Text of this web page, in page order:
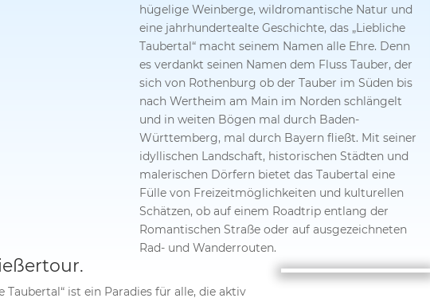
hügelige Weinberge, wildromantische Natur und
eine jahrhundertealte Geschichte, das „Liebliche
Taubertal“ macht seinem Namen alle Ehre. Denn
es verdankt seinen Namen dem Fluss Tauber, der
sich von Rothenburg ob der Tauber im Süden bis
nach Wertheim am Main im Norden schlängelt
und in weiten Bögen mal durch Baden-
Württemberg, mal durch Bayern fließt. Mit seiner
idyllischen Landschaft, historischen Städten und
malerischen Dörfern bietet das Taubertal eine
Fülle von Freizeitmöglichkeiten und kulturellen
Schätzen, ob auf einem Roadtrip entlang der
Romantischen Straße oder auf ausgezeichneten
Rad- und Wanderrouten.
Taubertal“ ist ein Paradies für alle, die aktiv